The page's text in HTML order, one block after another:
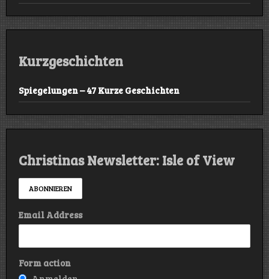
Kurzgeschichten
Spiegelungen – 47 Kurze Geschichten
Christinas Newsletter: Isle of View
Email Address
Form action